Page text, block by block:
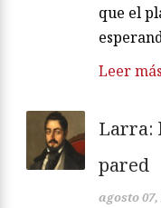
que el
Leer más
Larra:
pared
agosto 07,